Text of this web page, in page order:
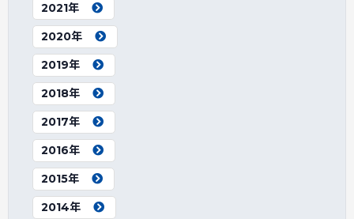
2021年
2020年
2019年
2018年
2017年
2016年
2015年
2014年